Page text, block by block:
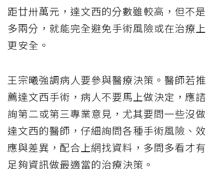
距廿卅萬元，達文西的分數雖較高，但不是
多兩分，就能完全避免手術風險或在治療上
更安全。
王宗曦強調病人要參與醫療決策。醫師若推
薦達文西手術，病人不要馬上做決定，應諮
詢第二或第三專業意見，尤其要問一些沒做
達文西的醫師，仔細詢問各種手術風險、效
應與差異，配合上網找資料，多問多看才有
足夠資訊做最適當的治療決策。